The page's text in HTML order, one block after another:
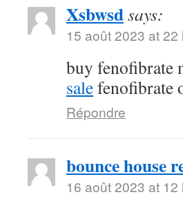
Xsbwsdsays:
15 août 2023 at 22
buy fenofibrate
salefenofibrate
Répondre
bounce house
16 août 2023 at 12